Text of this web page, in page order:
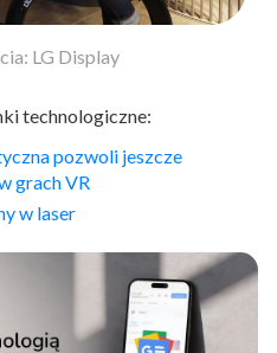
LG Display
technologiczne:
pozwoli jeszcze
grach VR
w laser